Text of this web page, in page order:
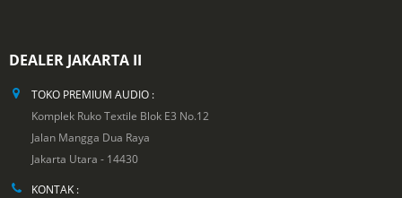
DEALER JAKARTA II
TOKO PREMIUM AUDIO :
Komplek Ruko Textile Blok E3 No.12
Jalan Mangga Dua Raya
Jakarta Utara - 14430
KONTAK :